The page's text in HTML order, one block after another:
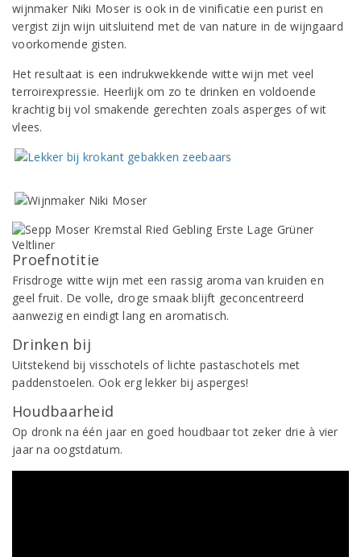
wijnmaker Niki Moser is ook in de vinificatie een purist en
vergist zijn wijn uitsluitend met de van nature in de wijngaard
voorkomende gisten.
Het resultaat is een indrukwekkende witte wijn met veel
terroirexpressie. Heerlijk om zo te drinken en voldoende
krachtig bij vol smakende gerechten zoals asperges of wit
vlees.
Proefnotitie
Frisdroge witte wijn met een rassig aroma van kruiden en
geel fruit. De volle, droge smaak blijft geconcentreerd
aanwezig en eindigt lang en aromatisch.
Drinken bij
Uitstekend bij visschotels of lichte pastaschotels met
paddenstoelen. Ook erg lekker bij asperges!
Houdbaarheid
Op dronk na één jaar en goed houdbaar tot zeker drie à vier
jaar na oogstdatum.